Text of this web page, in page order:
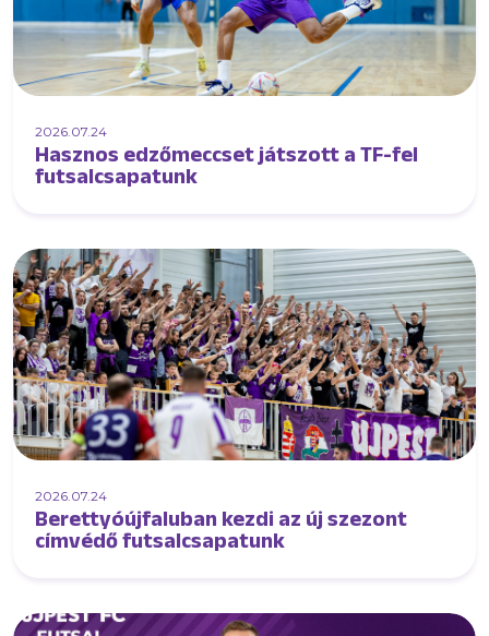
2026.07.24
Hasznos edzőmeccset játszott a TF-fel
futsalcsapatunk
2026.07.24
Berettyóújfaluban kezdi az új szezont
címvédő futsalcsapatunk